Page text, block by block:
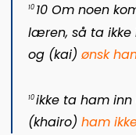
10 10 Om noen
læren, så ta ikke
og (kai) ønsk
10ikke ta ham inn
(khairo) ham